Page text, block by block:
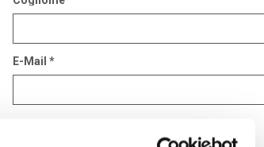
2018
2017
E-Mail *